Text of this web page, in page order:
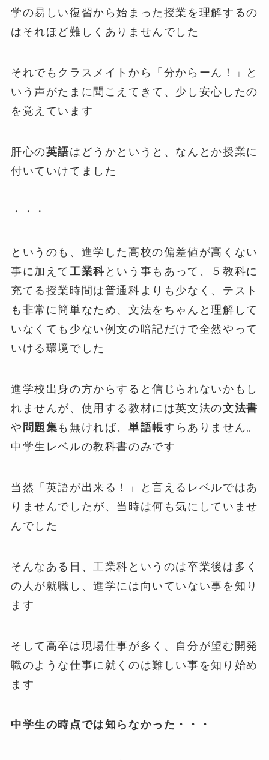
学の易しい復習から始まった授業を理解するの
はそれほど難しくありませんでした
それでもクラスメイトから「分からーん！」と
いう声がたまに聞こえてきて、少し安心したの
を覚えています
肝心の英語はどうかというと、なんとか授業に
付いていけてました
・・・
というのも、進学した高校の偏差値が高くない
事に加えて 工業科 という事もあって、５教科に
充てる授業時間は普通科よりも少なく、テスト
も非常に簡単なため、文法をちゃんと理解して
いなくても少ない例文の暗記だけで全然やって
いける環境でした
進学校出身の方からすると信じられないかもし
れませんが、使用する教材には英文法の文法書
や 問題集 も無ければ、単語帳すらありません。
中学生レベルの教科書のみです
当然「英語が出来る！」と言えるレベルではあ
りませんでしたが、当時は何も気にしていませ
んでした
そんなある日、工業科というのは卒業後は多く
の人が就職し、進学には向いていない事を知り
ます
そして高卒は現場仕事が多く、自分が望む開発
職のような仕事に就くのは難しい事を知り始め
ます
中学生の時点では知らなかった・・・